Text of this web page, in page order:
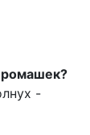
-